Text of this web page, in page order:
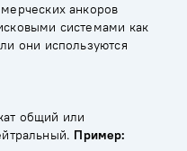
анкоров
системами как
они используются
общий или
Пример: